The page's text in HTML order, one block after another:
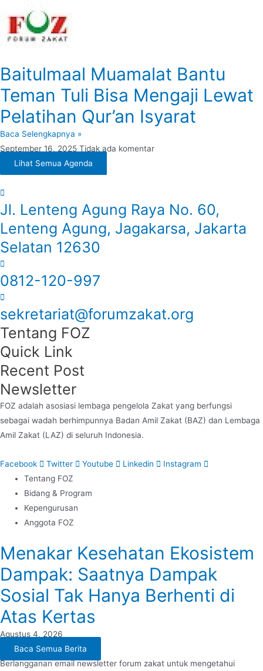
Baitulmaal Muamalat Bantu
Teman Tuli Bisa Mengaji Lewat
Pelatihan Qur’an Isyarat
Baca Selengkapnya »
September 16, 2025 Tidak ada komentar
Lihat Semua Agenda
Jl. Lenteng Agung Raya No. 60,
Lenteng Agung, Jagakarsa, Jakarta
Selatan 12630
0812-120-997
sekretariat@forumzakat.org
Tentang FOZ
Quick Link
Recent Post
Newsletter
FOZ adalah asosiasi lembaga pengelola Zakat yang berfungsi
sebagai wadah berhimpunnya Badan Amil Zakat (BAZ) dan Lembaga
Amil Zakat (LAZ) di seluruh Indonesia.
Facebook Twitter Youtube Linkedin
Instagram
Tentang FOZ
Bidang & Program
Kepengurusan
Anggota FOZ
Menakar Kesehatan Ekosistem
Dampak: Saatnya Dampak
Sosial Tak Hanya Berhenti di
Atas Kertas
Agustus 4, 2026
Baca Semua Berita
Berlangganan email newsletter forum zakat untuk mengetahui